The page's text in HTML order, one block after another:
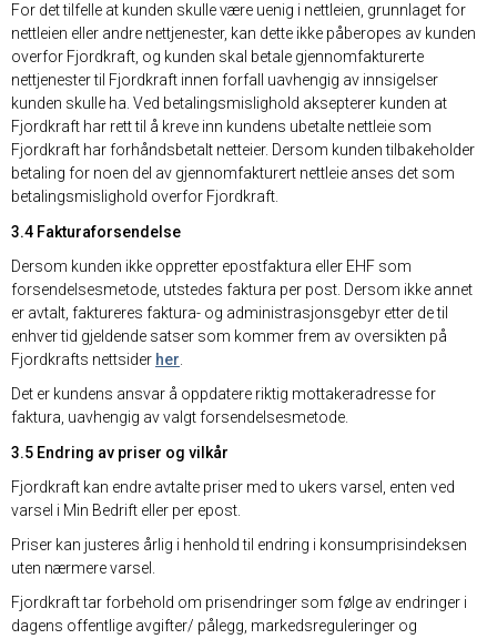
For det tilfelle at kunden skulle være uenig i nettleien, grunnlaget for
nettleien eller andre nettjenester, kan dette ikke påberopes av kunden
overfor Fjordkraft, og kunden skal betale gjennomfakturerte
nettjenester til Fjordkraft innen forfall uavhengig av innsigelser
kunden skulle ha. Ved betalingsmislighold aksepterer kunden at
Fjordkraft har rett til å kreve inn kundens ubetalte nettleie som
Fjordkraft har forhåndsbetalt netteier. Dersom kunden tilbakeholder
betaling for noen del av gjennomfakturert nettleie anses det som
betalingsmislighold overfor Fjordkraft.
3.4 Fakturaforsendelse
Dersom kunden ikke oppretter epostfaktura eller EHF som
forsendelsesmetode, utstedes faktura per post. Dersom ikke annet
er avtalt, faktureres faktura- og administrasjonsgebyr etter de til
enhver tid gjeldende satser som kommer frem av oversikten på
Fjordkrafts nettsider her.
Det er kundens ansvar å oppdatere riktig mottakeradresse for
faktura, uavhengig av valgt forsendelsesmetode.
3.5 Endring av priser og vilkår
Fjordkraft kan endre avtalte priser med to ukers varsel, enten ved
varsel i Min Bedrift eller per epost.
Priser kan justeres årlig i henhold til endring i konsumprisindeksen
uten nærmere varsel.
Fjordkraft tar forbehold om prisendringer som følge av endringer i
dagens offentlige avgifter/ pålegg, markedsreguleringer og